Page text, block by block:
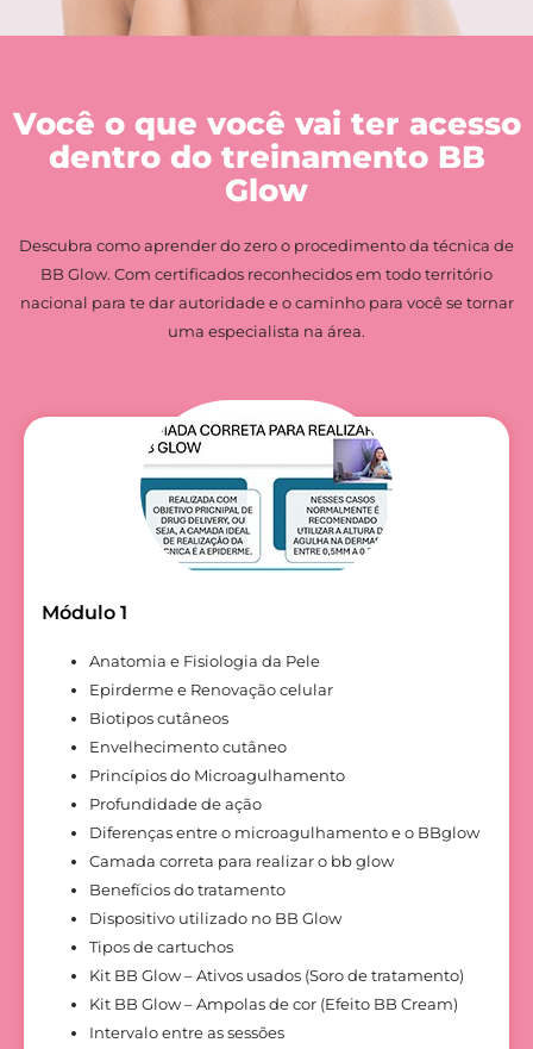
Você o que você vai ter acesso
dentro do treinamento BB
Glow
Descubra como aprender do zero o procedimento da técnica de
BB Glow. Com certificados reconhecidos em todo território
nacional para te dar autoridade e o caminho para você se tornar
uma especialista na área.
Módulo 1
Anatomia e Fisiologia da Pele
Epirderme e Renovação celular
Biotipos cutâneos
Envelhecimento cutâneo
Princípios do Microagulhamento
Profundidade de ação
Diferenças entre o microagulhamento e o BBglow
Camada correta para realizar o bb glow
Benefícios do tratamento
Dispositivo utilizado no BB Glow
Tipos de cartuchos
Kit BB Glow – Ativos usados (Soro de tratamento)
Kit BB Glow – Ampolas de cor (Efeito BB Cream)
Intervalo entre as sessões